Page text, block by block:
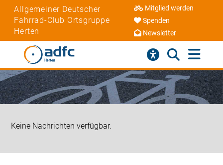
Allgemeiner Deutscher
Fahrrad-Club Ortsgruppe
Herten
Mitglied werden
Spenden
Newsletter
Keine Nachrichten verfügbar.